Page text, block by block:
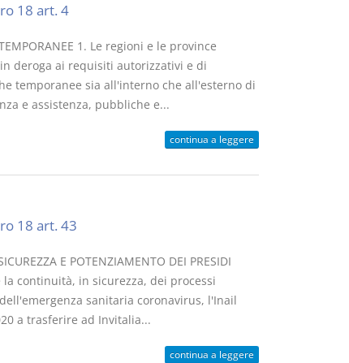
18 art. 4
TEMPORANEE 1. Le regioni e le province
deroga ai requisiti autorizzativi e di
temporanee sia all'interno che all'esterno di
e assistenza, pubbliche e...
continua a leggere
18 art. 43
E POTENZIAMENTO DEI PRESIDI
la continuità, in sicurezza, dei processi
sanitaria coronavirus, l'Inail
a trasferire ad Invitalia...
continua a leggere